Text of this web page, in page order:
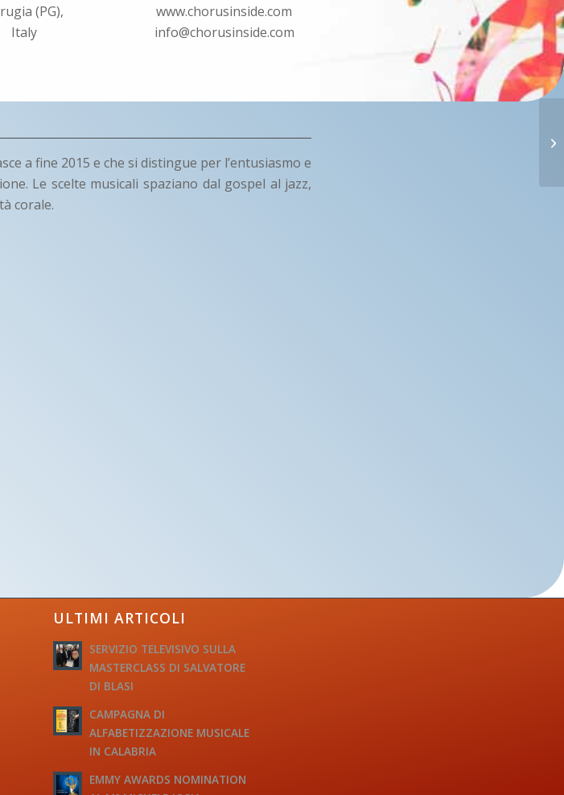
(PG),
Italy
www.chorusinside.com
info@chorusinside.com
a fine 2015 e che si distingue per l’entusiasmo e
Le scelte musicali spaziano dal gospel al jazz,
corale.
ULTIMI ARTICOLI
SERVIZIO TELEVISIVO SULLA
MASTERCLASS DI SALVATORE
DI BLASI
CAMPAGNA DI
ALFABETIZZAZIONE MUSICALE
IN CALABRIA
EMMY AWARDS NOMINATION